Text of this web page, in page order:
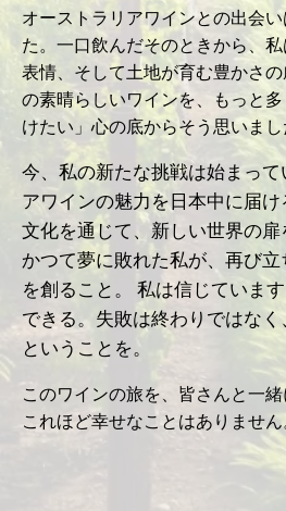
オーストラリアワインとの出会
た。一口飲んだそのときから、
表情、そして土地が育む豊かさ
の素晴らしいワインを、もっと
けたい」心の底からそう思いまし
今、私の新たな挑戦は始まって
アワインの魅力を日本中に届
文化を通じて、新しい世界の扉
かつて夢に敗れた私が、再び
を創ること。 私は信じていま
できる。失敗は終わりではな
ということ
このワインの旅を、皆さんと一
これほど幸せなことはありません